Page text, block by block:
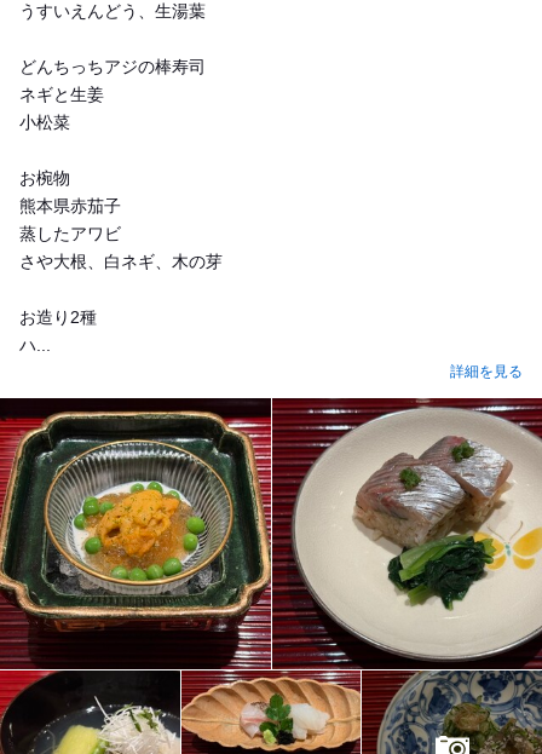
うすいえんどう、生湯葉
どんちっちアジの棒寿司
ネギと生姜
小松菜
お椀物
熊本県赤茄子
蒸したアワビ
さや大根、白ネギ、木の芽
お造り2種
ハ...
詳細を見る